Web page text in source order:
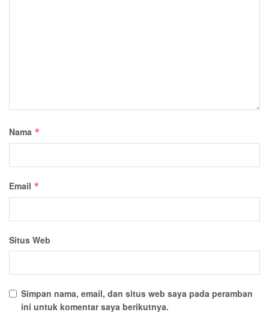
Nama *
Email *
Situs Web
Simpan nama, email, dan situs web saya pada peramban
ini untuk komentar saya berikutnya.